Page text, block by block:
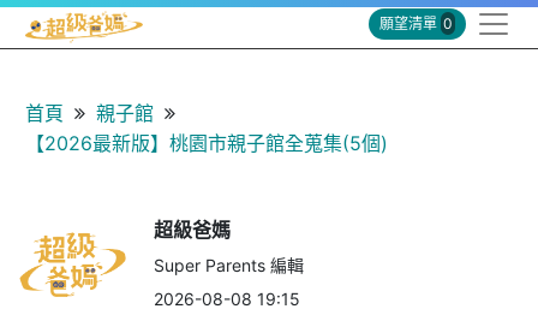
願望清單 0
首頁
親子館
【2026最新版】桃園市親子館全蒐集(5個)
超級爸媽
Super Parents 編輯
2026-08-08 19:15